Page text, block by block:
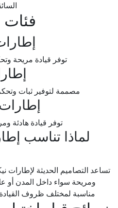
توفر قيادة مريحة
مصممة لتوفير ثبات
توفر قيادة هادئة
لماذا تناسب
تساعد التصاميم الحديثة لإطارات
ومريحة سواء داخل المدن أو
مناسبة لمختلف ظروف